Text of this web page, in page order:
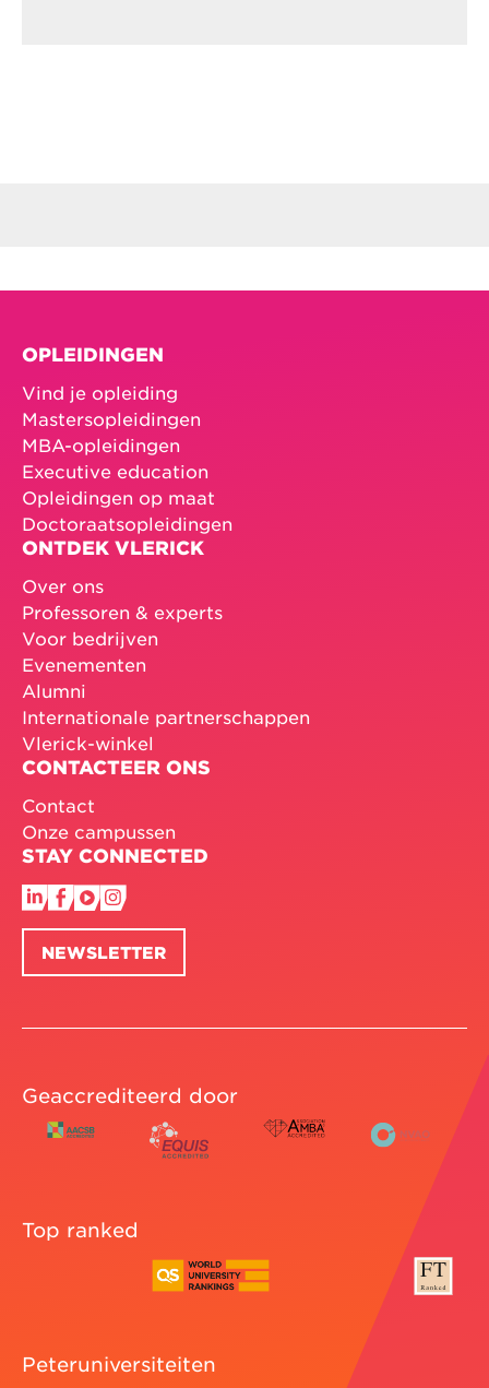
OPLEIDINGEN
Vind je opleiding
Mastersopleidingen
MBA-opleidingen
Executive education
Opleidingen op maat
Doctoraatsopleidingen
ONTDEK VLERICK
Over ons
Professoren & experts
Voor bedrijven
Evenementen
Alumni
Internationale partnerschappen
Vlerick-winkel
CONTACTEER ONS
Contact
Onze campussen
STAY CONNECTED
NEWSLETTER
Geaccrediteerd door
Top ranked
Peteruniversiteiten